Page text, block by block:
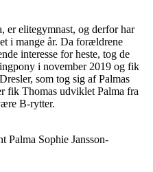
er elitegymnast, og derfor har
i mange år. Da forældrene
interesse for heste, tog de
i november 2019 og fik
som tog sig af Palmas
fik Thomas udviklet Palma fra
B-rytter.
Palma Sophie Jansson-